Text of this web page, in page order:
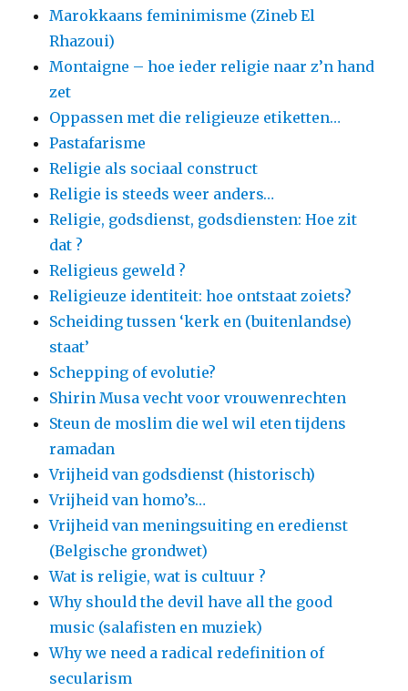
Marokkaans feminimisme (Zineb El
Rhazoui)
Montaigne – hoe ieder religie naar z’n hand
zet
Oppassen met die religieuze etiketten…
Pastafarisme
Religie als sociaal construct
Religie is steeds weer anders…
Religie, godsdienst, godsdiensten: Hoe zit
dat ?
Religieus geweld ?
Religieuze identiteit: hoe ontstaat zoiets?
Scheiding tussen ‘kerk en (buitenlandse)
staat’
Schepping of evolutie?
Shirin Musa vecht voor vrouwenrechten
Steun de moslim die wel wil eten tijdens
ramadan
Vrijheid van godsdienst (historisch)
Vrijheid van homo’s…
Vrijheid van meningsuiting en eredienst
(Belgische grondwet)
Wat is religie, wat is cultuur ?
Why should the devil have all the good
music (salafisten en muziek)
Why we need a radical redefinition of
secularism